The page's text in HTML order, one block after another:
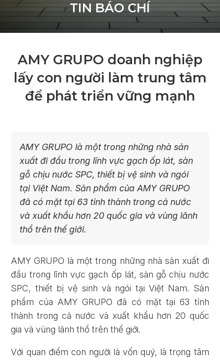
TIN BÁO CHÍ
AMY GRUPO doanh nghiệp
lấy con người làm trung tâm
để phát triển vững mạnh
AMY GRUPO là một trong những nhà sản
xuất đi đầu trong lĩnh vực gạch ốp lát, sàn
gỗ chịu nước SPC, thiết bị vệ sinh và ngói
tại Việt Nam. Sản phẩm của AMY GRUPO
đã có mặt tại 63 tỉnh thành trong cả nước
và xuất khẩu hơn 20 quốc gia và vùng lãnh
thổ trên thế giới.
AMY GRUPO là một trong những nhà sản xuất đi
đầu trong lĩnh vực gạch ốp lát, sàn gỗ chịu nước
SPC, thiết bị vệ sinh và ngói tại Việt Nam. Sản
phẩm của AMY GRUPO đã có mặt tại 63 tỉnh
thành trong cả nước và xuất khẩu hơn 20 quốc
gia và vùng lãnh thổ trên thế giới.
Với quan điểm con người là vốn quý, là trọng tâm